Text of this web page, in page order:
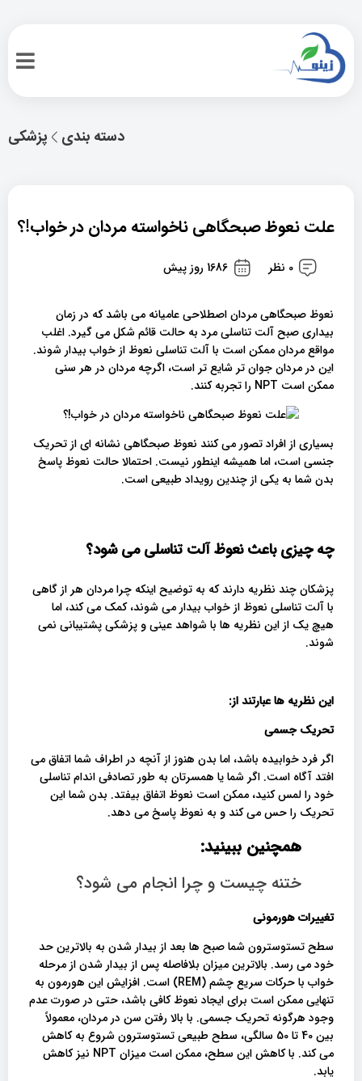
پزشکی دسته بندی
علت نعوظ صبحگاهی ناخواسته مردان در خواب!؟
0 نظر 1686 روز پیش
نعوظ صبحگاهی مردان اصطلاحی عامیانه می باشد که در زمان
بیداری صبح آلت تناسلی مرد به حالت قائم شکل می گیرد. اغلب
مواقع مردان ممکن است با آلت تناسلی نعوظ از خواب بیدار شوند.
این در مردان جوان‌ تر شایع ‌تر است، اگرچه مردان در هر سنی
ممکن است NPT را تجربه کنند.
بسیاری از افراد تصور می کنند نعوظ صبحگاهی نشانه ای از تحریک
جنسی است، اما همیشه اینطور نیست. احتمالا حالت نعوظ پاسخ
بدن شما به یکی از چندین رویداد طبیعی است.
چه چیزی باعث نعوظ آلت تناسلی می شود؟
پزشکان چند نظریه دارند که به توضیح اینکه چرا مردان هر از گاهی
با آلت تناسلی نعوظ از خواب بیدار می شوند، کمک می کند، اما
هیچ یک از این نظریه ها با شواهد عینی و پزشکی پشتیبانی نمی
شوند.
این نظریه ها عبارتند از:
تحریک جسمی
اگر فرد خوابیده باشد، اما بدن هنوز از آنچه در اطراف شما اتفاق می
افتد آگاه است. اگر شما یا همسرتان به طور تصادفی اندام تناسلی
خود را لمس کنید، ممکن است نعوظ اتفاق بیفتد. بدن شما این
تحریک را حس می کند و به نعوظ پاسخ می دهد.
همچنین ببینید:
ختنه چیست و چرا انجام می شود؟
تغییرات هورمونی
سطح تستوسترون شما صبح ها بعد از بیدار شدن به بالاترین حد
خود می رسد. بالاترین میزان بلافاصله پس از بیدار شدن از مرحله
خواب با حرکات سریع چشم (REM) است. افزایش این هورمون به
تنهایی ممکن است برای ایجاد نعوظ کافی باشد، حتی در صورت عدم
وجود هرگونه تحریک جسمی. با بالا رفتن سن در مردان، معمولاً
بین 40 تا 50 سالگی، سطح طبیعی تستوسترون شروع به کاهش
می کند. با کاهش این سطح، ممکن است میزان NPT نیز کاهش
یابد.